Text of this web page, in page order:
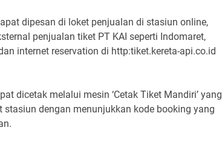
dipesan di loket penjualan di stasiun online,
penjualan tiket PT KAI seperti Indomaret,
internet reservation di http:tiket.kereta-api.co.id
dicetak melalui mesin ‘Cetak Tiket Mandiri’ yang
dengan menunjukkan kode booking yang